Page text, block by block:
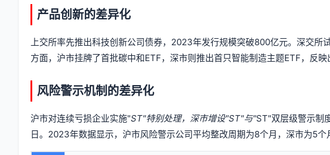
产品创新的差异化
上交所率先推出科技创新公司债券，2023年发行规模突破800亿元。深交
方面，沪市挂牌了首批碳中和ETF，深市则推出首只智能制造主题ETF，反映
风险警示机制的差异化
沪市对连续亏损企业实施"ST"特别处理，深市增设"ST"与"ST"双层级警示制
日。2023年数据显示，沪市风险警示公司平均整改周期为8个月，深市为5个